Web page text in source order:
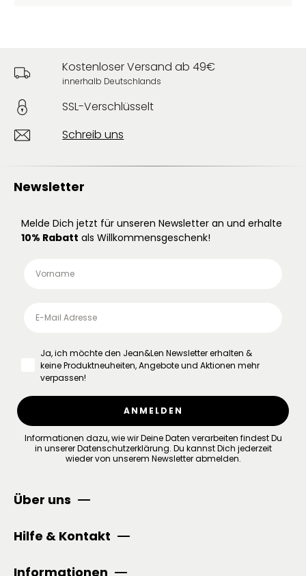
Kostenloser Versand ab 49€
innerhalb Deutschlands
SSL-Verschlüsselt
Schreib uns
Newsletter
Melde Dich jetzt für unseren Newsletter an und erhalte
10% Rabatt als Willkommensgeschenk!
Ja, ich möchte den Jean&Len Newsletter erhalten &
keine Produktneuheiten, Angebote und Aktionen mehr
verpassen!
ANMELDEN
Informationen dazu, wie wir Deine Daten verarbeiten findest Du
in unsererDatenschutzerklärung. Du kannst Dich jederzeit
wieder von unserem Newsletter abmelden.
Über uns
Hilfe & Kontakt
Informationen